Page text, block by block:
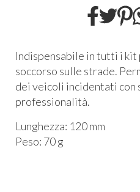
Indispensabile in tutti i
soccorso sulle strade.
dei veicoli incidentati con
professionalità.
Lunghezza: 120 mm
Peso: 70 g